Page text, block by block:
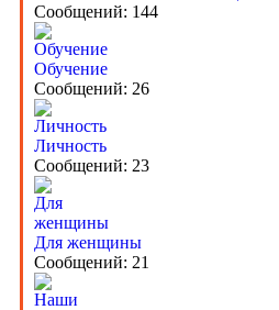
Сообщений: 144
Обучение
Сообщений: 26
Личность
Сообщений: 23
Для женщины
Сообщений: 21